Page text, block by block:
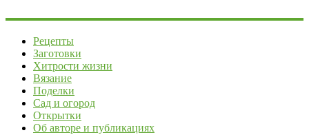
Рецепты
Заготовки
Хитрости жизни
Вязание
Поделки
Сад и огород
Открытки
Об авторе и публикациях